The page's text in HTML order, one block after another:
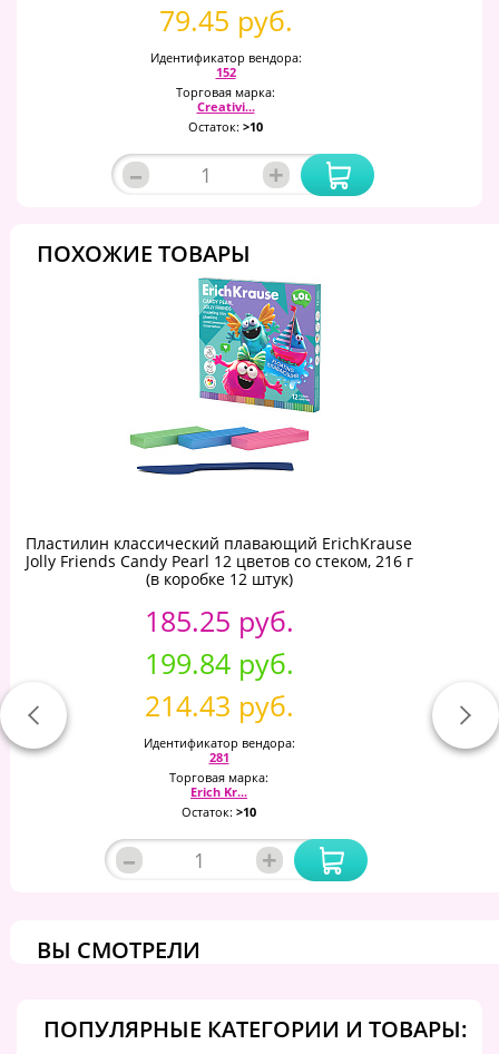
79.45 руб.
Идентификатор вендора:
152
Торговая марка:
Creativi...
Остаток: >10
– +
ПОХОЖИЕ ТОВАРЫ
Пластилин классический плавающий ErichKrause
Jolly Friends Candy Pearl 12 цветов со стеком, 216 г
(в коробке 12 штук)
185.25 руб.
199.84 руб.
214.43 руб.
Идентификатор вендора:
281
Торговая марка:
Erich Kr...
Остаток: >10
– +
ВЫ СМОТРЕЛИ
ПОПУЛЯРНЫЕ КАТЕГОРИИ И ТОВАРЫ: